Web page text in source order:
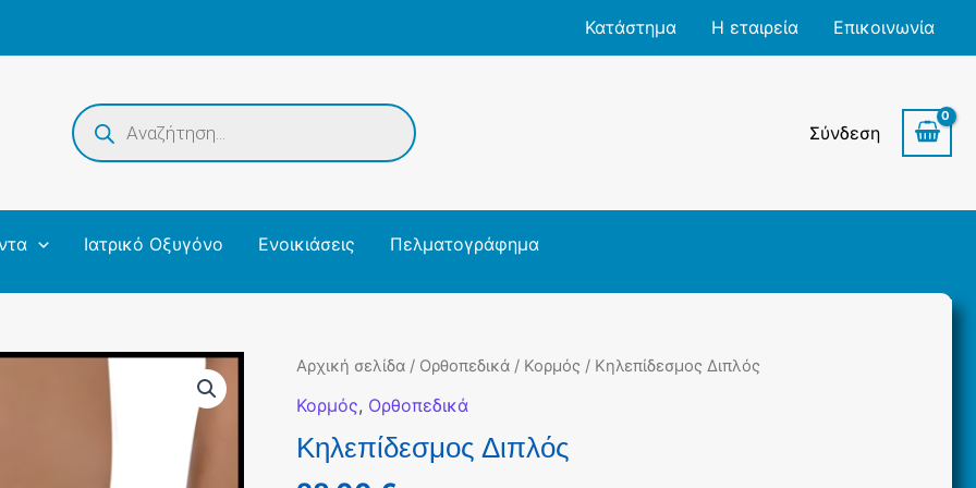
Κατάστημα Η εταιρεία Επικοινωνία
Products
search
Σύνδεση
Ιατρικό Οξυγόνο Ενοικιάσεις Πελματογράφημα
Αρχική σελίδα / Ορθοπεδικά / Κορμός / Κηλεπίδεσμος Διπλός
Κορμός, Ορθοπεδικά
Κηλεπίδεσμος Διπλός